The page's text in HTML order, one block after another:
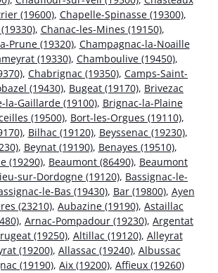
(19600), Chapelle-Spinasse (19300),
, Chanac-les-Mines (19150),
Prune (19320), Champagnac-la-Noaille
(19330), Chamboulive (19450),
, Chabrignac (19350), Camps-Saint-
(19430), Bugeat (19170), Brivezac
la-Gaillarde (19100), Brignac-la-Plaine
(19500), Bort-les-Orgues (19110),
, Bilhac (19120), Beyssenac (19230),
, Beynat (19190), Benayes (19510),
(19290), Beaumont (86490), Beaumont
sur-Dordogne (19120), Bassignac-le-
le-Bas (19430), Bar (19800), Ayen
(23210), Aubazine (19190), Astaillac
, Arnac-Pompadour (19230), Argentat
(19250), Altillac (19120), Alleyrat
(19200), Allassac (19240), Albussac
(19190), Aix (19200), Affieux (19260)